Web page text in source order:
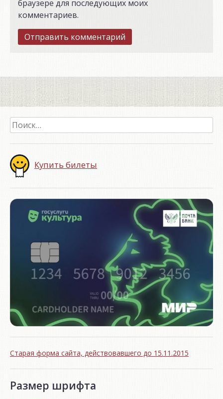
браузере для последующих моих
комментариев.
Найти:
Купить билеты
Старая форма сайта, действовавшего до 15.11.2015
Размер шрифта